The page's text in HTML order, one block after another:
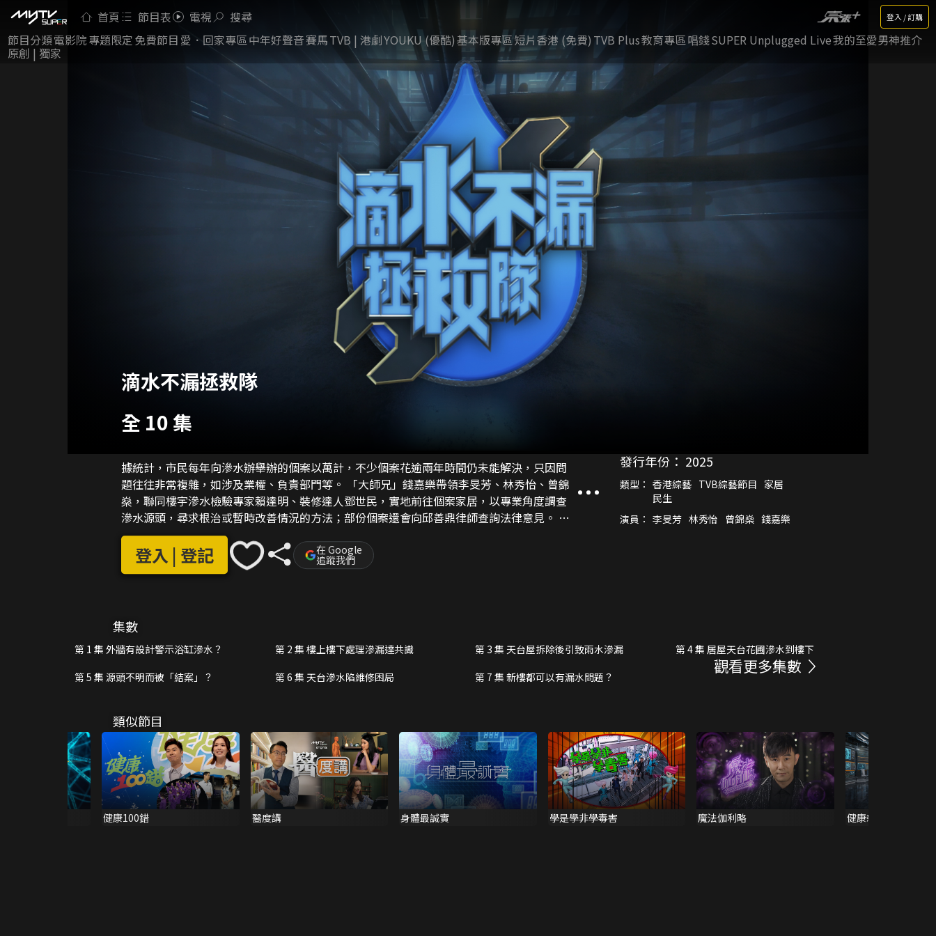
首頁 節目表 電視 搜尋 登入 / 訂購
節目分類電影院專題限定 免費節目 愛．回家專區中年好聲音賽馬TVB | 港劇YOUKU (優酷)基本版專區短片香港 (免費) TVB Plus教育專區唱錢SUPER Unplugged Live我的至愛男神推介
原創 | 獨家
滴水不漏拯救隊
全 10 集
據統計，市民每年向滲水辦舉辦的個案以萬計，不少個案花逾兩年時間仍未能解決，只因問
題往往非常複雜，如涉及業權、負責部門等。 「大師兄」錢嘉樂帶領李旻芳、林秀怡、曾錦
燊，聯同樓宇滲水檢驗專家賴達明、裝修達人鄧世民，實地前往個案家居，以專業角度調查
滲水源頭，尋求根治或暫時改善情況的方法；部份個案還會向邱善鼎律師查詢法律意見。 除
此之外，主持還會提供一些相關的建材資訊，讓大家於有需要時可做好預防滲水的準備！
登入 | 登記 在 Google
追蹤我們
發行年份： 2025
類型： 香港綜藝 TVB綜藝節目 家居
民生
演員： 李旻芳 林秀怡 曾錦燊 錢嘉樂
集數
第 1 集 外牆有設計警示浴缸滲水？ 第 2 集 樓上樓下處理滲漏達共識 第 3 集 天台屋拆除後引致雨水滲漏
第 4 集 居屋天台花圃滲水到樓下
第 5 集 源頭不明而被「結案」？
第 6 集 天台滲水陷維修困局 第 7 集 新樓都可以有漏水問題？
觀看更多集數
類似節目
健康100錯 醫度講 身體最誠實 學是學非學毒害 魔法伽利略 健康新聞報道